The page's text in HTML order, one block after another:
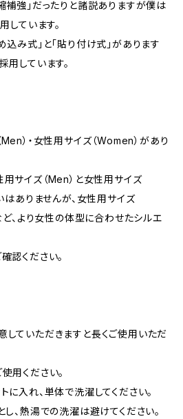
補強」だったりと諸説ありますが僕は
しています。
み式」と「貼り付け式」があります
用しています。
）・女性用サイズ（Women）があり
サイズ（Men）と女性用サイズ
はありませんが、女性用サイズ
ど、より女性の体型に合わせたシルエ
認ください。
ていただきますと長くご使用いただ
用ください。
に入れ、単体で洗濯してください。
、熱湯での洗濯は避けてください。